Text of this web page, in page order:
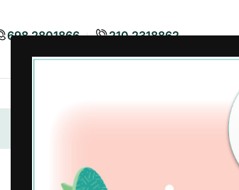
698 2801866 210 2318862
Είδη